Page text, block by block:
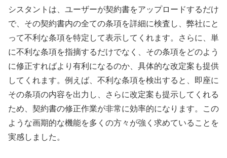
シスタントは、ユーザーが契約書をアップロードするだけ
で、その契約書内の全ての条項を詳細に検査し、弊社にと
って不利な条項を特定して表示してくれます。さらに、単
に不利な条項を指摘するだけでなく、その条項をどのよう
に修正すればより有利になるのか、具体的な改定案も提供
してくれます。例えば、不利な条項を検出すると、即座に
その条項の内容を出力し、さらに改定案も提示してくれる
ため、契約書の修正作業が非常に効率的になります。この
ような画期的な機能を多くの方々が強く求めていることを
実感しました。